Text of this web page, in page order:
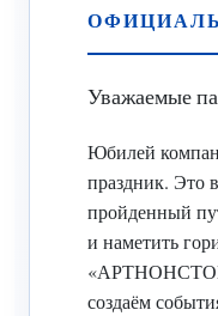
Уважаемые
Юбилей
праздник. Это
пройденный
и наметить
создаём